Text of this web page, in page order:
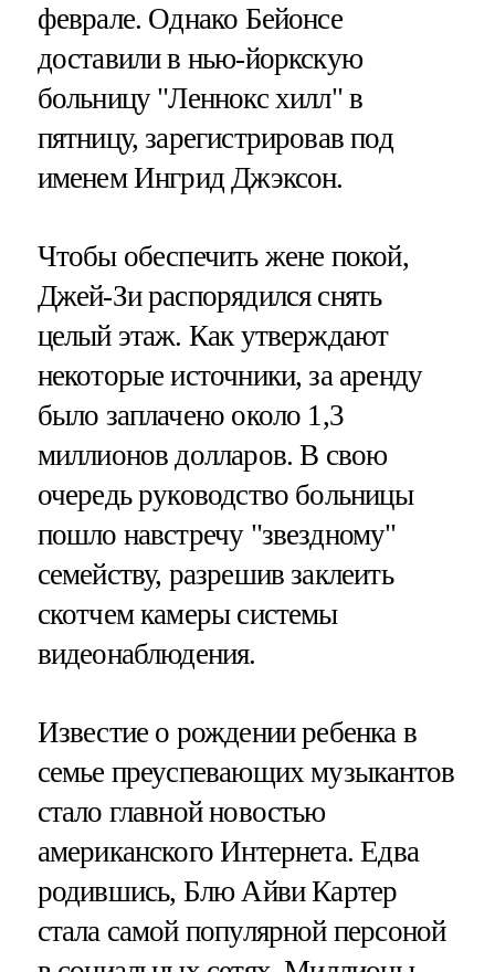
феврале. Однако Бейонсе
доставили в нью-йоркскую
больницу "Леннокс хилл" в
пятницу, зарегистрировав под
именем Ингрид Джэксон.
Чтобы обеспечить жене покой,
Джей-Зи распорядился снять
целый этаж. Как утверждают
некоторые источники, за аренду
было заплачено около 1,3
миллионов долларов. В свою
очередь руководство больницы
пошло навстречу "звездному"
семейству, разрешив заклеить
скотчем камеры системы
видеонаблюдения.
Известие о рождении ребенка в
семье преуспевающих музыкантов
стало главной новостью
американского Интернета. Едва
родившись, Блю Айви Картер
стала самой популярной персоной